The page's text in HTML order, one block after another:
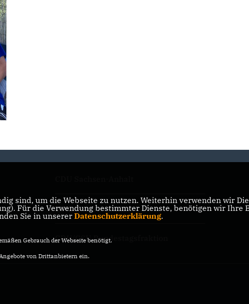
CDU Deutschlands
CDU/CSU Bundestagsfraktion
sind, um die Webseite zu nutzen. Weiterhin verwenden wir
Für die Verwendung bestimmter Dienste, benötigen wir
Sie in unserer Datenschutzerklärung.
Gebrauch der Webseite benötigt.
von Drittanbietern ein.